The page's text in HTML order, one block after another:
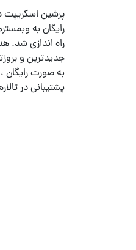
رایگان به
راه اندازی شد.
جدیدترین و
به صورت
پشتیبانی در